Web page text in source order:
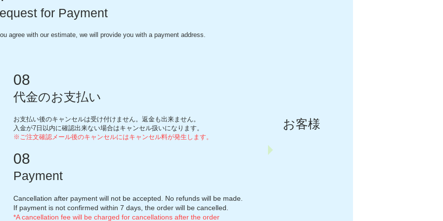
for Payment
agree with our estimate, we will provide you with a payment address.
08
代金のお支払い
お支払い後のキャンセルは受け付けません。返金も出来ません。
入金が7日以内に確認出来ない場合はキャンセル扱いになります。
※ご注文確認メール後のキャンセルにはキャンセル料が発生しま す。
08
Payment
Cancellation after payment will not be accepted. No refunds will be made.
If payment is not confirmed within 7 days, the order will be cancelled.
*A cancellation fee will be charged for cancellations after the order
お客様